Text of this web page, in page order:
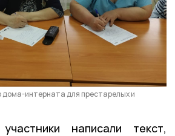
дома-интерната для престарелых и
написали текст,